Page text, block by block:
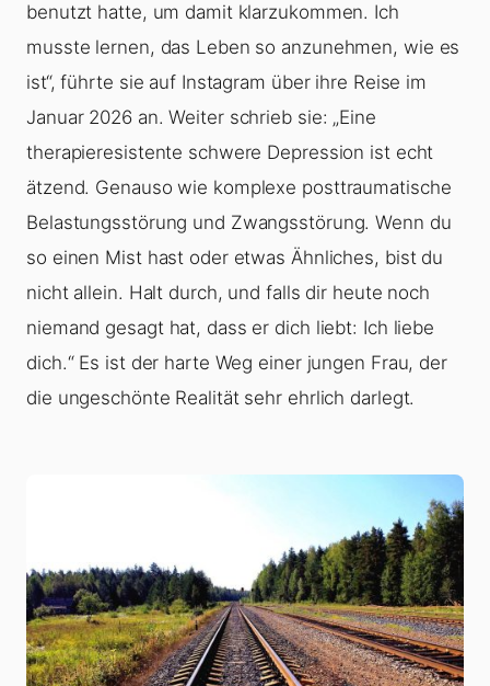
benutzt hatte, um damit klarzukommen. Ich
musste lernen, das Leben so anzunehmen, wie es
ist“, führte sie auf Instagram über ihre Reise im
Januar 2026 an. Weiter schrieb sie: „Eine
therapieresistente schwere Depression ist echt
ätzend. Genauso wie komplexe posttraumatische
Belastungsstörung und Zwangsstörung. Wenn du
so einen Mist hast oder etwas Ähnliches, bist du
nicht allein. Halt durch, und falls dir heute noch
niemand gesagt hat, dass er dich liebt: Ich liebe
dich.“ Es ist der harte Weg einer jungen Frau, der
die ungeschönte Realität sehr ehrlich darlegt.